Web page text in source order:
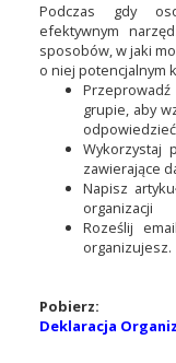
Podczas gdy
efektywnym
sposobów, w jaki
o niej potencjalnym
grupie, aby
Wykorzystaj
zawierające
Napisz
organizacji
Roześlij
organizujesz.
Pobierz:
Deklaracja